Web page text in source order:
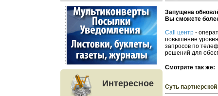
Интересное
Запущена
Вы сможете
Call центр -
повышение уровня
запросов по
решений для
Смотрите так же:
Суть